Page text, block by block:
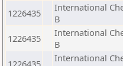
1226435
International
B
1226435
International
B
1226435
International